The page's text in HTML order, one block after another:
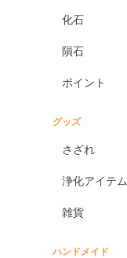
化石
隕石
ポイント
グッズ
さざれ
浄化アイテム
雑貨
ハンドメイド